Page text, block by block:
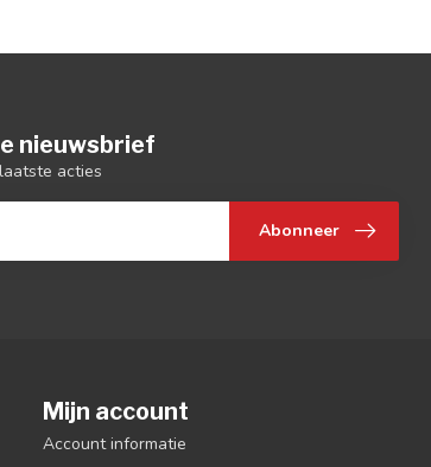
nieuwsbrief
acties
Abonneer
Mijn account
Account informatie